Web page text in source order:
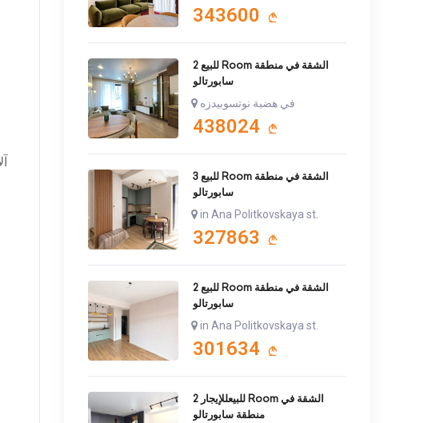
343600
للبيع 2 Room الشقة في منطقة
سابورتالو
في هضبة نوتسوبيدزه
438024
للبيع 3 Room الشقة في منطقة
سابورتالو
in Ana Politkovskaya st.
327863
للبيع 2 Room الشقة في منطقة
سابورتالو
in Ana Politkovskaya st.
301634
للبيعللإيجار 2 Room الشقة في
منطقة سابورتالو